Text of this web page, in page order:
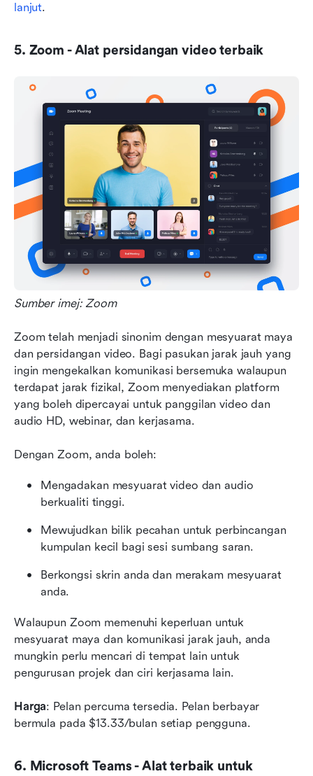
lanjut.
5. Zoom - Alat persidangan video terbaik
Sumber imej: Zoom
Zoom telah menjadi sinonim dengan mesyuarat maya
dan persidangan video. Bagi pasukan jarak jauh yang
ingin mengekalkan komunikasi bersemuka walaupun
terdapat jarak fizikal, Zoom menyediakan platform
yang boleh dipercayai untuk panggilan video dan
audio HD, webinar, dan kerjasama.
Dengan Zoom, anda boleh:
Mengadakan mesyuarat video dan audio
berkualiti tinggi.
Mewujudkan bilik pecahan untuk perbincangan
kumpulan kecil bagi sesi sumbang saran.
Berkongsi skrin anda dan merakam mesyuarat
anda.
Walaupun Zoom memenuhi keperluan untuk
mesyuarat maya dan komunikasi jarak jauh, anda
mungkin perlu mencari di tempat lain untuk
pengurusan projek dan ciri kerjasama lain.
Harga: Pelan percuma tersedia. Pelan berbayar
bermula pada $13.33/bulan setiap pengguna.
6. Microsoft Teams - Alat terbaik untuk